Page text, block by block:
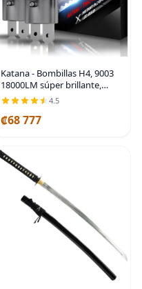
Katana - Bombillas H4, 9003
18000LM súper brillante,
6500 K, tamaño pequeño,
niebla de 2 | Ventilador de
enfriamiento, Canbus listo,
4.5
₡68 777